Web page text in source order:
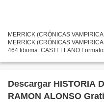
MERRICK (CRÓNICAS
MERRICK (CRÓNICAS
464 Idioma: CASTELLANO
2019...
Descargar HISTORIA
RAMON ALONSO